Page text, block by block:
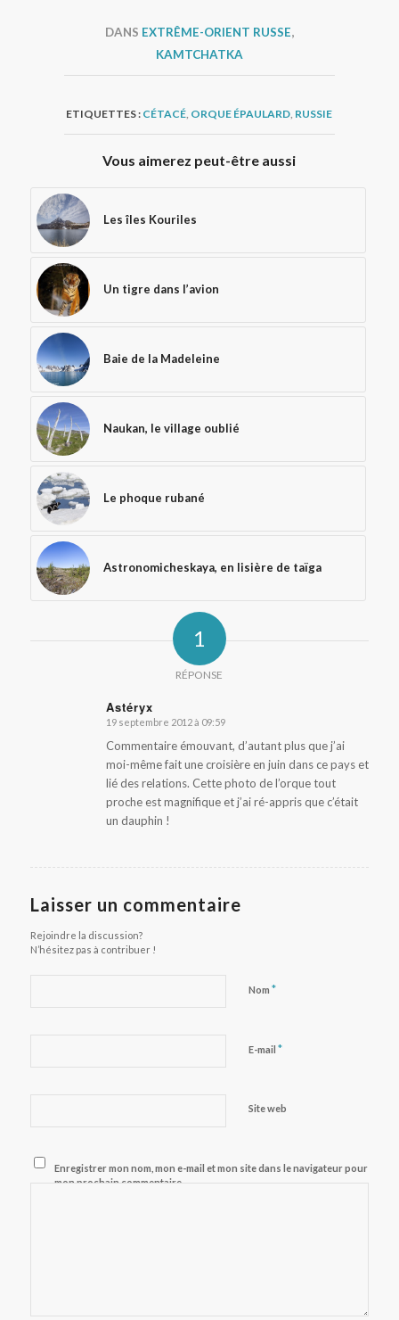
DANS EXTRÊME-ORIENT RUSSE,
KAMTCHATKA
ETIQUETTES : CÉTACÉ, ORQUE ÉPAULARD, RUSSIE
Vous aimerez peut-être aussi
Les îles Kouriles
Un tigre dans l’avion
Baie de la Madeleine
Naukan, le village oublié
Le phoque rubané
Astronomicheskaya, en lisière de taïga
1
RÉPONSE
Astéryx
dit
19 septembre 2012 à 09:59
Commentaire émouvant, d’autant plus que j’ai
moi-même fait une croisière en juin dans ce pays et
lié des relations. Cette photo de l’orque tout
proche est magnifique et j’ai ré-appris que c’était
un dauphin !
Laisser un commentaire
Rejoindre la discussion?
N’hésitez pas à contribuer !
Nom *
E-mail *
Site web
Enregistrer mon nom, mon e-mail et mon site dans le navigateur pour
mon prochain commentaire.